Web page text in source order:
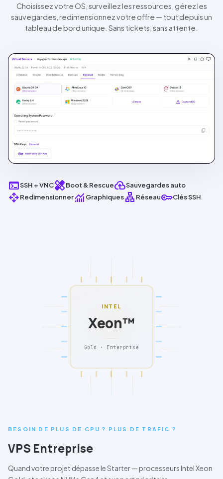
Choisissez votre OS, surveillez les ressources, gérez les
sauvegardes, redimensionnez votre offre — tout depuis un
tableau de bord unique. Sans tickets, sans attente.
terminalSSH +VNChealingBoot & RescuebackupSauvegardes auto
open_withRedimensionnermonitoring Graphiqueslan RéseaukeyClésSSH
BESOIN DE PLUS DE CPU ? PLUS DE TRAFIC ?
VPS Entreprise
Quand votre projet dépasse leStarter— processeursIntel Xeon
INTEL
Xeon™
Gold · Enterprise